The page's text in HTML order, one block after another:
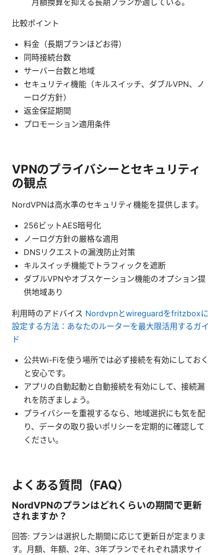
比較ポイント
料金（長期プランほどお得）
同時接続台数
サーバー台数と地域
セキュリティ機能（キルスイッチ、ダブルVPN、ノ
ーログ方針）
返金保証期間
プロモーション適用条件
VPNのプライバシーとセキュリティ
の観点
NordVPNは高水準のセキュリティ機能を提供します。
256ビットAES暗号化
ノーログ方針の厳格な適用
DNSリクエストの漏洩防止対策
キルスイッチ機能でトラフィックを遮断
ダブルVPNやオブスケーション機能のオプション提
供地域あり
利用時のアドバイス Nordvpnとwireguardをfritzboxに
設定する方法：あなたのルーターを最大限活用するガイ
ド
公共Wi-Fiを使う場所では必ず接続を有効にしておく
と安心です。
アプリの自動起動と自動接続を有効にして、接続漏
れを防ぎましょう。
プライバシーを重視するなら、地域選択にも気を配
り、データの取り扱いポリシーを定期的に確認して
ください。
よくある質問（FAQ）
NordVPNのプランはどれくらいの期間で更新
されますか？
回答: プランは選択した期間に応じて更新日が定まりま
す。月額、年額、2年、3年プランでそれぞれ請求サイ